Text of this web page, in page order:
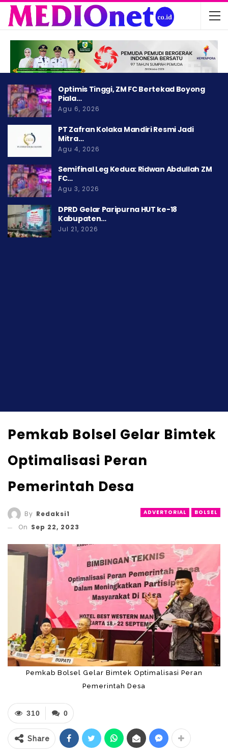
Optimis Tinggi, ZM FC Bertekad Boyong
Piala…
Agu 6, 2026
PT Zafran Kolaka Mandiri Resmi Jadi
Mitra…
Agu 4, 2026
Semifinal Leg Kedua: Ridwan Abdullah ZM
FC…
Agu 3, 2026
DPRD Gelar Paripurna HUT ke-18
Kabupaten…
Jul 21, 2026
Pemkab Bolsel Gelar Bimtek
Optimalisasi Peran
Pemerintah Desa
ADVERTORIAL BOLSEL
By Redaksi1
On Sep 22, 2023
Pemkab Bolsel Gelar Bimtek Optimalisasi Peran
Pemerintah Desa
0
310
Share